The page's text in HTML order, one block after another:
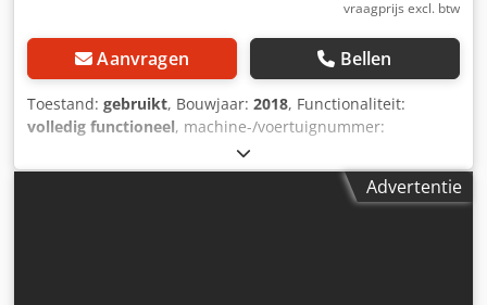
producent, zonder tussenpersonen. ✔ Mogelijkheid tot live
bezichtiging van de machines in onze productie- en
opslaghal. ✔ Producten en onderdelen worden
Eenvoudige, robuuste en beproefde constructie,
ontworpen voor gebruik in prefab fabrieken. ✔ Geen
complexe automatisering of uitgebreide elektronica –
betrouwbare mechanica ontworpen voor jarenlang
gebruik. ✔ Modulaire constructie maakt latere uitbreiding
vraagprijs excl. btw
Aanvragen Bellen
Toestand: gebruikt, Bouwjaar: 2018, Functionaliteit:
volledig functioneel, machine-/voertuignummer:
, Uitrusting:
handleiding, Onze bundelmachine is een industriële
machine die wordt gebruikt om producten (zoals flessen,
Advertentie